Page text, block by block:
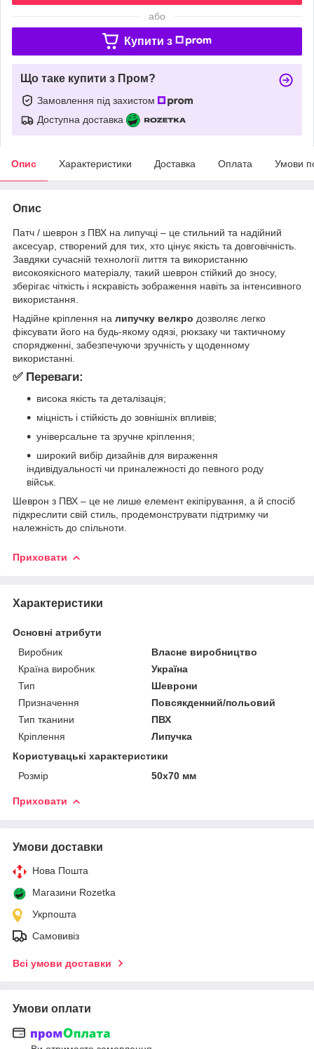
або
Купити з
Що таке купити з Пром?
Замовлення під захистом
Доступна доставка
Опис Характеристики Доставка Оплата Умови
Опис
Патч / шеврон з ПВХ на липучці – це стильний та надійний
аксесуар, створений для тих, хто цінує якість та довговічність.
Завдяки сучасній технології лиття та використанню
високоякісного матеріалу, такий шеврон стійкий до зносу,
зберігає чіткість і яскравість зображення навіть за інтенсивного
використання.
Надійне кріплення на липучку велкро дозволяє легко
фіксувати його на будь-якому одязі, рюкзаку чи тактичному
спорядженні, забезпечуючи зручність у щоденному
використанні.
✅ Переваги:
висока якість та деталізація;
міцність і стійкість до зовнішніх впливів;
універсальне та зручне кріплення;
широкий вибір дизайнів для вираження
індивідуальності чи приналежності до певного роду
військ.
Шеврон з ПВХ – це не лише елемент екіпірування, а й спосіб
підкреслити свій стиль, продемонструвати підтримку чи
належність до спільноти.
Приховати
Характеристики
Основні атрибути
Виробник
Власне виробництво
Країна виробник
Україна
Тип
Шеврони
Призначення
Повсякденний/польовий
Тип тканини
ПВХ
Кріплення
Липучка
Користувацькі характеристики
Розмір
50х70 мм
Приховати
Умови доставки
Нова Пошта
Магазини Rozetka
Укрпошта
Самовивіз
Всі умови доставки
Умови оплати